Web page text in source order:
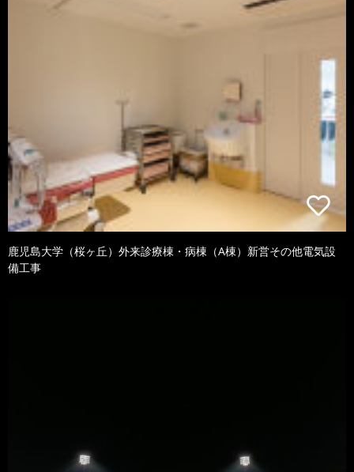
鹿児島大学（桜ヶ丘）外来診療棟・病棟（A棟）新営その他電気設
備工事